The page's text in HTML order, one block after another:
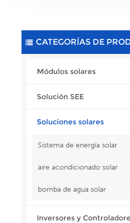
CATEGORÍAS DE
Módulos solares
Solución SEE
Soluciones solares
Sistema de energía solar
aire acondicionado solar
bomba de agua solar
Inversores y